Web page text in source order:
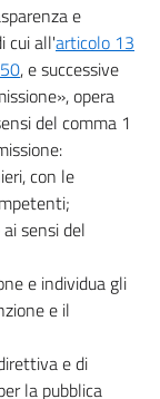
e
cui all'articolo 13
, e successive
opera
del comma 1
con le
sensi del
e individua gli
e il
e di
la pubblica